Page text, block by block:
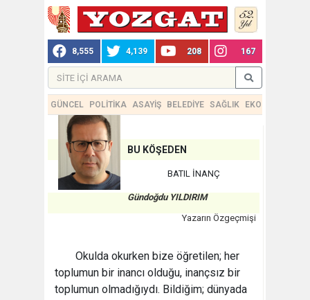
8,555 4,139 208 167
GÜNCEL POLİTİKA ASAYİŞ BELEDİYE SAĞLIK EKONOMİ
BU KÖŞEDEN
BATIL İNANÇ
Gündoğdu YILDIRIM
Yazarın Özgeçmişi
Okulda okurken bize öğretilen; her
toplumun bir inancı olduğu, inançsız bir
toplumun olmadığıydı. Bildiğim; dünyada